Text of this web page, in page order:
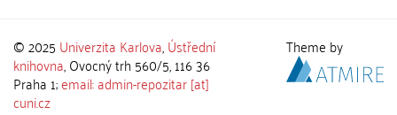
© 2025 Univerzita Karlova,Ústřední
knihovna, Ovocný trh 560/5, 116 36
Praha 1;email: admin-repozitar [at]
cuni.cz
Theme by